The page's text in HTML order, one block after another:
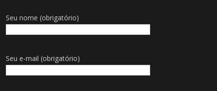
Seu nome (obrigatório)
Seu e-mail (obrigatório)